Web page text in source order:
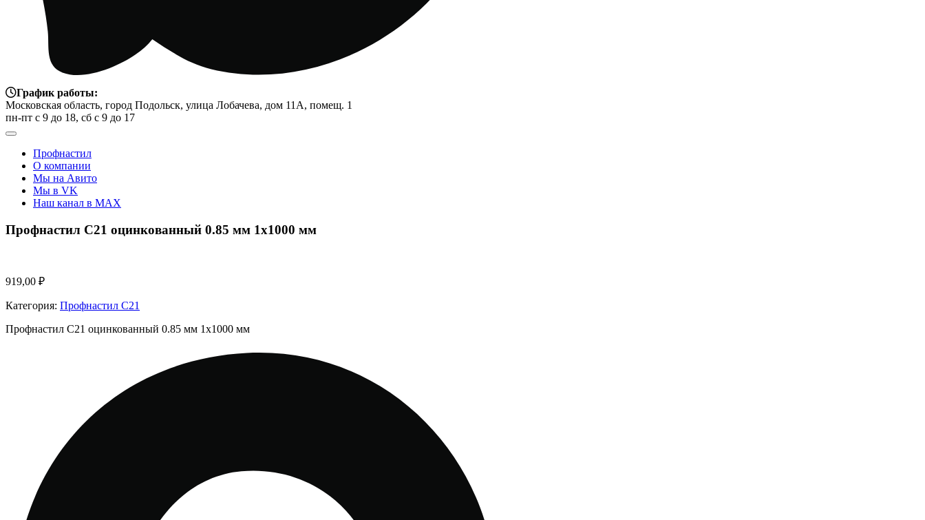
График работы:
Московская область, город Подольск, улица Лобачева, дом 11А, помещ. 1
пн-пт с 9 до 18, сб с 9 до 17
Профнастил
О компании
Мы на Авито
Мы в VK
Наш канал в MAX
Профнастил С21 оцинкованный 0.85 мм 1х1000 мм
919,00 ₽
Категория: Профнастил С21
Профнастил С21 оцинкованный 0.85 мм 1х1000 мм